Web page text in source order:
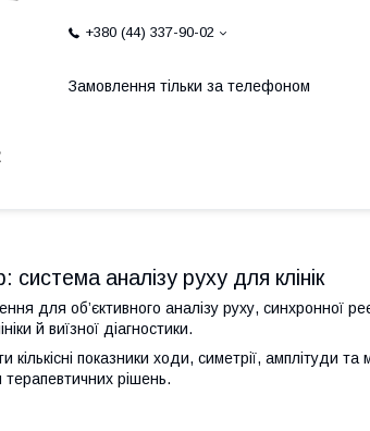
+380 (44) 337-90-02
Замовлення тільки за телефоном
аналізу руху для клінік
для об’єктивного аналізу руху, синхронної
й виїзної діагностики.
показники ходи, симетрії, амплітуди та
терапевтичних рішень.